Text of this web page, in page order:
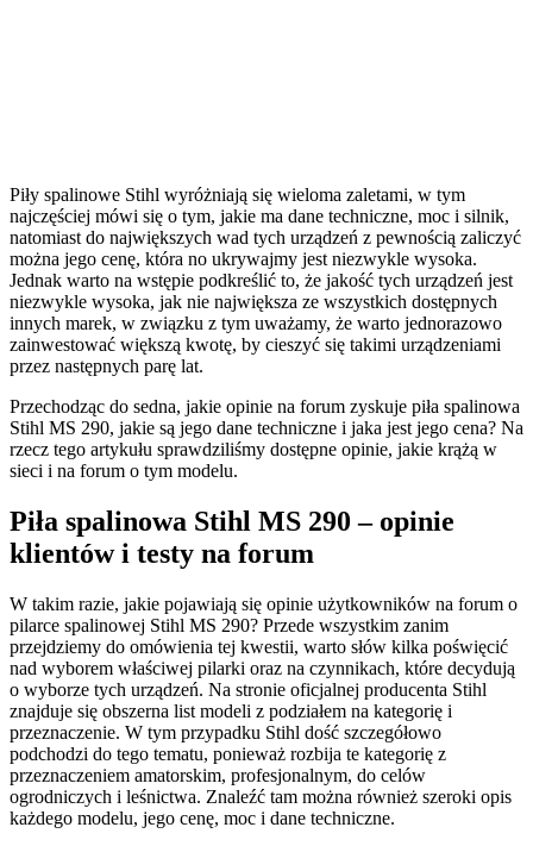
Piły spalinowe Stihl wyróżniają się wieloma zaletami, w tym
najczęściej mówi się o tym, jakie ma dane techniczne, moc i silnik,
natomiast do największych wad tych urządzeń z pewnością zaliczyć
można jego cenę, która no ukrywajmy jest niezwykle wysoka.
Jednak warto na wstępie podkreślić to, że jakość tych urządzeń jest
niezwykle wysoka, jak nie największa ze wszystkich dostępnych
innych marek, w związku z tym uważamy, że warto jednorazowo
zainwestować większą kwotę, by cieszyć się takimi urządzeniami
przez następnych parę lat.
Przechodząc do sedna, jakie opinie na forum zyskuje piła spalinowa
Stihl MS 290, jakie są jego dane techniczne i jaka jest jego cena? Na
rzecz tego artykułu sprawdziliśmy dostępne opinie, jakie krążą w
sieci i na forum o tym modelu.
Piła spalinowa Stihl MS 290 – opinie
klientów i testy na forum
W takim razie, jakie pojawiają się opinie użytkowników na forum o
pilarce spalinowej Stihl MS 290? Przede wszystkim zanim
przejdziemy do omówienia tej kwestii, warto słów kilka poświęcić
nad wyborem właściwej pilarki oraz na czynnikach, które decydują
o wyborze tych urządzeń. Na stronie oficjalnej producenta Stihl
znajduje się obszerna list modeli z podziałem na kategorię i
przeznaczenie. W tym przypadku Stihl dość szczegółowo
podchodzi do tego tematu, ponieważ rozbija te kategorię z
przeznaczeniem amatorskim, profesjonalnym, do celów
ogrodniczych i leśnictwa. Znaleźć tam można również szeroki opis
każdego modelu, jego cenę, moc i dane techniczne.